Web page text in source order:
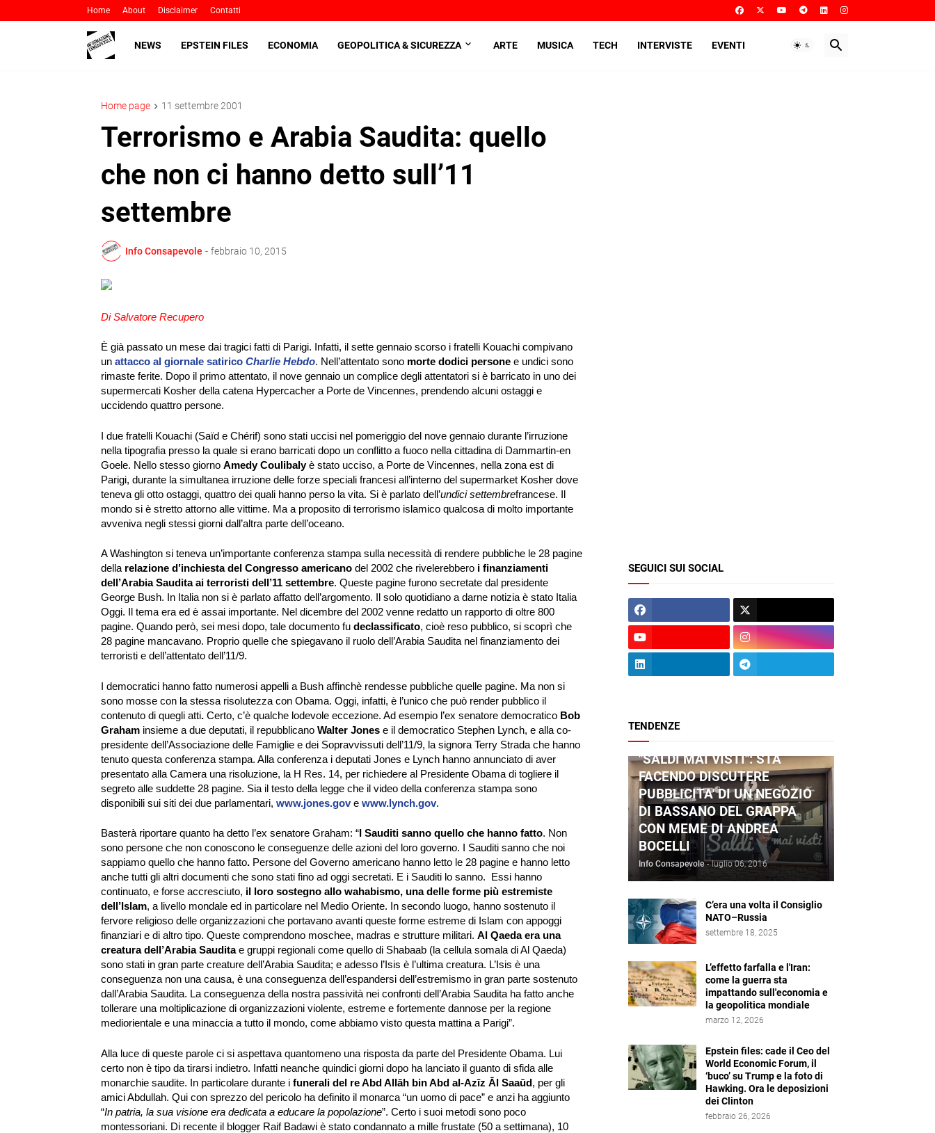
Home About Disclaimer Contatti
NEWS EPSTEIN FILES ECONOMIA GEOPOLITICA & SICUREZZA ARTE MUSICA TECH INTERVISTE EVENTI
Home page 11 settembre 2001
Terrorismo e Arabia Saudita: quello
che non ci hanno detto sull’11
settembre
Info Consapevole - febbraio 10, 2015
Di Salvatore Recupero
È già passato un mese dai tragici fatti di Parigi. Infatti, il sette gennaio scorso i fratelli Kouachi compivano
un attacco al giornale satirico Charlie Hebdo. Nell’attentato sono morte dodici persone e undici sono
rimaste ferite. Dopo il primo attentato, il nove gennaio un complice degli attentatori si è barricato in uno dei
supermercati Kosher della catena Hypercacher a Porte de Vincennes, prendendo alcuni ostaggi e
uccidendo quattro persone.
I due fratelli Kouachi (Saïd e Chérif) sono stati uccisi nel pomeriggio del nove gennaio durante l’irruzione
nella tipografia presso la quale si erano barricati dopo un conflitto a fuoco nella cittadina di Dammartin-en
Goele. Nello stesso giorno Amedy Coulibalyè stato ucciso, a Porte de Vincennes, nella zona est di
Parigi, durante la simultanea irruzione delle forze speciali francesi all’interno del supermarket Kosher dove
teneva gli otto ostaggi, quattro dei quali hanno perso la vita. Si è parlato dell’undici settembrefrancese. Il
mondo si è stretto attorno alle vittime. Ma a proposito di terrorismo islamico qualcosa di molto importante
avveniva negli stessi giorni dall’altra parte dell’oceano.
A Washington si teneva un’importante conferenza stampa sulla necessità di rendere pubbliche le 28 pagine
della relazione d’inchiesta del Congresso americano del 2002 che rivelerebbero i finanziamenti
dell’Arabia Saudita ai terroristi dell’11 settembre. Queste pagine furono secretate dal presidente
George Bush. In Italia non si è parlato affatto dell’argomento. Il solo quotidiano a darne notizia è stato Italia
Oggi. Il tema era ed è assai importante. Nel dicembre del 2002 venne redatto un rapporto di oltre 800
pagine. Quando però, sei mesi dopo, tale documento fu declassificato, cioè reso pubblico, si scoprì che
28 pagine mancavano. Proprio quelle che spiegavano il ruolo dell’Arabia Saudita nel finanziamento dei
terroristi e dell’attentato dell’11/9.
I democratici hanno fatto numerosi appelli a Bush affinchè rendesse pubbliche quelle pagine. Ma non si
sono mosse con la stessa risolutezza con Obama. Oggi, infatti, è l’unico che può render pubblico il
contenuto di quegli atti. Certo, c’è qualche lodevole eccezione. Ad esempio l’ex senatore democratico Bob
Graham insieme a due deputati, il repubblicano Walter Jones e il democratico Stephen Lynch, e alla co-
presidente dell’Associazione delle Famiglie e dei Sopravvissuti dell’11/9, la signora Terry Strada che hanno
tenuto questa conferenza stampa. Alla conferenza i deputati Jones e Lynch hanno annunciato di aver
presentato alla Camera una risoluzione, la H Res. 14, per richiedere al Presidente Obama di togliere il
segreto alle suddette 28 pagine. Sia il testo della legge che il video della conferenza stampa sono
disponibili sui siti dei due parlamentari, www.jones.gove www.lynch.gov.
Basterà riportare quanto ha detto l’ex senatore Graham: “I Sauditi sanno quello che hanno fatto. Non
sono persone che non conoscono le conseguenze delle azioni del loro governo. I Sauditi sanno che noi
sappiamo quello che hanno fatto. Persone del Governo americano hanno letto le 28 pagine e hanno letto
anche tutti gli altri documenti che sono stati fino ad oggi secretati. E i Sauditi lo sanno. Essi hanno
continuato, e forse accresciuto, il loro sostegno allo wahabismo, una delle forme più estremiste
dell’Islam, a livello mondale ed in particolare nel Medio Oriente. In secondo luogo, hanno sostenuto il
fervore religioso delle organizzazioni che portavano avanti queste forme estreme di Islam con appoggi
finanziari e di altro tipo. Queste comprendono moschee, madras e strutture militari. Al Qaeda era una
creatura dell’Arabia Sauditae gruppi regionali come quello di Shabaab (la cellula somala di Al Qaeda)
sono stati in gran parte creature dell’Arabia Saudita; e adesso l’Isis è l’ultima creatura. L’Isis è una
conseguenza non una causa, è una conseguenza dell’espandersi dell’estremismo in gran parte sostenuto
dall’Arabia Saudita. La conseguenza della nostra passività nei confronti dell’Arabia Saudita ha fatto anche
tollerare una moltiplicazione di organizzazioni violente, estreme e fortemente dannose per la regione
mediorientale e una minaccia a tutto il mondo, come abbiamo visto questa mattina a Parigi”.
Alla luce di queste parole ci si aspettava quantomeno una risposta da parte del Presidente Obama. Lui
certo non è tipo da tirarsi indietro. Infatti neanche quindici giorni dopo ha lanciato il guanto di sfida alle
monarchie saudite. In particolare durante i funerali del re Abd Allāh bin Abd al-Azīz Āl Saaūd, per gli
amici Abdullah. Qui con sprezzo del pericolo ha definito il monarca “un uomo di pace” e anzi ha aggiunto
“In patria, la sua visione era dedicata a educare la popolazione”. Certo i suoi metodi sono poco
montessoriani. Di recente il blogger Raif Badawi è stato condannato a mille frustate (50 a settimana), 10
SEGUICI SUI SOCIAL
TENDENZE
"SALDI MAI VISTI": STA
FACENDO DISCUTERE
PUBBLICITA' DI UN NEGOZIO
DI BASSANO DEL GRAPPA
CON MEME DI ANDREA
BOCELLI
Info Consapevole - luglio 06, 2016
C’era una volta il Consiglio
NATO–Russia
settembre 18, 2025
L’effetto farfalla e l'Iran:
come la guerra sta
impattando sull'economia e
la geopolitica mondiale
marzo 12, 2026
Epstein files: cade il Ceo del
World Economic Forum, il
‘buco’ su Trump e la foto di
Hawking. Ora le deposizioni
dei Clinton
febbraio 26, 2026